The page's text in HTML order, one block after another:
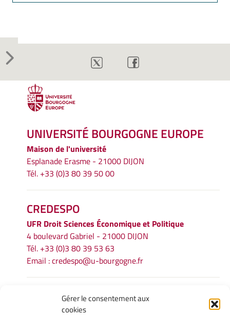
Gérer le consentement aux
cookies
UNIVERSITÉ BOURGOGNE EUROPE
Maison de l'université
Esplanade Erasme - 21000 DIJON
Tél. +33 (0)3 80 39 50 00
CREDESPO
UFR Droit Sciences Économique et Politique
4 boulevard Gabriel - 21000 DIJON
Tél. +33 (0)3 80 39 53 63
Email :credespo@u-bourgogne.fr
INFORMATIONS LÉGALES
Mentions légales